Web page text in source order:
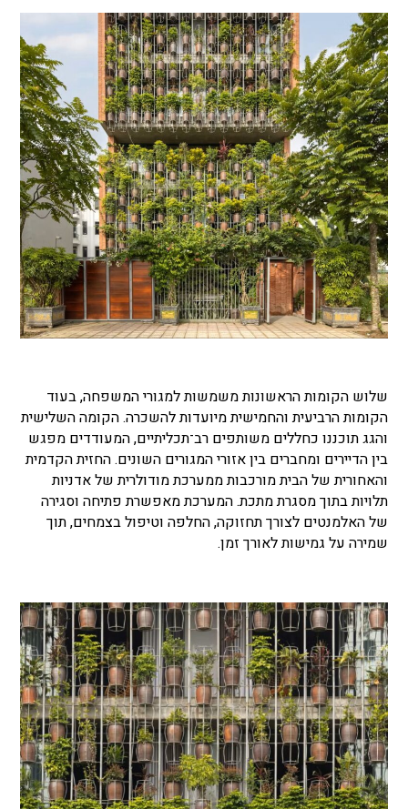
שלוש הקומות הראשונות משמשות למגורי המשפחה, בעוד
הקומות הרביעית והחמישית מיועדות להשכרה. הקומה השלישית
והגג תוכננו כחללים משותפים רב־תכליתיים, המעודדים מפגש
בין הדיירים ומחברים בין אזורי המגורים השונים. החזית הקדמית
והאחורית של הבית מורכבות ממערכת מודולרית של אדניות
תלויות בתוך מסגרת מתכת. המערכת מאפשרת פתיחה וסגירה
של האלמנטים לצורך תחזוקה, החלפה וטיפול בצמחים, תוך
שמירה על גמישות לאורך זמן.